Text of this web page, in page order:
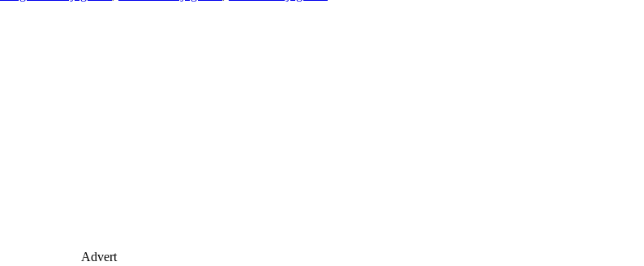
Advert